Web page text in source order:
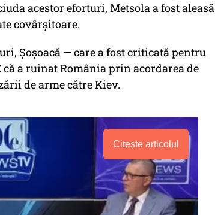
acestor eforturi, Metsola a fost aleasă
covârșitoare.
Șoșoacă — care a fost criticată pentru
a ruinat România prin acordarea de
de arme către Kiev.
Citește articolul